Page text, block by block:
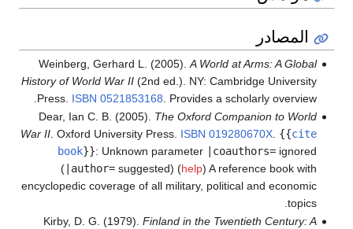
المصادر
Weinberg, Gerhard L. (2005). A World at Arms: A Global
History of World War II(2nd ed.). NY: Cambridge University
Press. ISBN 0521853168
Provides a scholarly overview.
Dear, Ian C. B. (2005). The Oxford Companion to World
War II. Oxford University Press. ISBN 019280670X. {{cite
book}}: Unknown parameter |coauthors=ignored
(|author=suggested) (help) A reference book with
encyclopedic coverage of all military, political and economic
topics.
Kirby, D. G. (1979). Finland in the Twentieth Century: A